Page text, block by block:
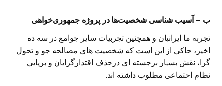
ب – آسیب شناسی شخصیت‌ها در پروژه جمهوری‌خواهی
تجربه ما ایرانیان و همچنین تجربیات سایر جوامع در سه ده
اخیر، حاکی از این است که شخصیت های مصالحه جو و تحول
گرا، نقش بسیار برجسته ای درحذف اقتدارگرایان و برپایی
نظام احتماعی مطلوب داشته اند.